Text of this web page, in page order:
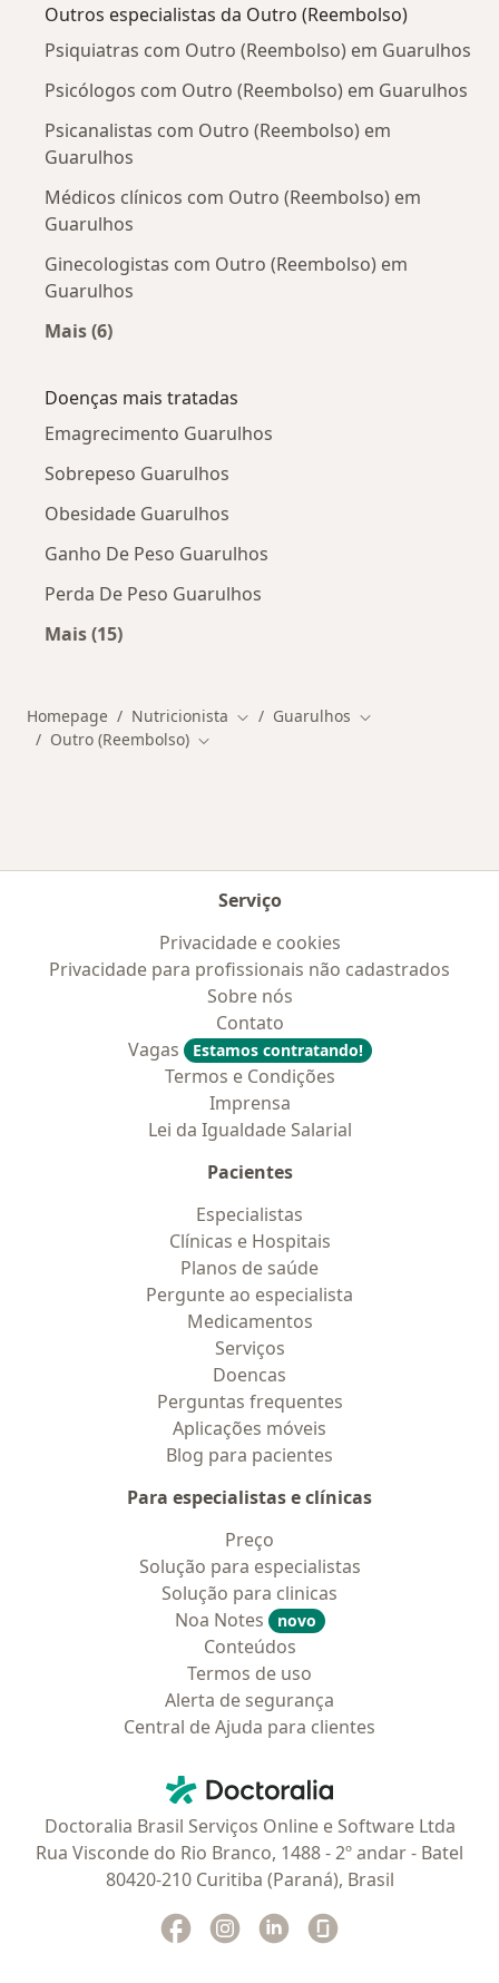
Outros especialistas da Outro (Reembolso)
Psiquiatras com Outro (Reembolso) em Guarulhos
Psicólogos com Outro (Reembolso) em Guarulhos
Psicanalistas com Outro (Reembolso) em
Guarulhos
Médicos clínicos com Outro (Reembolso) em
Guarulhos
Ginecologistas com Outro (Reembolso) em
Guarulhos
Mais (6)
Doenças mais tratadas
Emagrecimento Guarulhos
Sobrepeso Guarulhos
Obesidade Guarulhos
Ganho De Peso Guarulhos
Perda De Peso Guarulhos
Mais (15)
Homepage Nutricionista Mudar de cidade
Guarulhos Mudar de cidade
Outro (Reembolso) Mudar de cidade
Serviço
Privacidade e cookies
Privacidade para profissionais não cadastrados
Sobre nós
Contato
Vagas
Estamos contratando!
Termos e Condições
Imprensa
Lei da Igualdade Salarial
Pacientes
Especialistas
Clínicas e Hospitais
Planos de saúde
Pergunte ao especialista
Medicamentos
Serviços
Doencas
Perguntas frequentes
Aplicações móveis
Blog para pacientes
Para especialistas e clínicas
Preço
Solução para especialistas
Solução para clinicas
Noa Notes
novo
Conteúdos
Termos de uso
Alerta de segurança
Central de Ajuda para clientes
Doctoralia - Homepage
Doctoralia Brasil Serviços Online e Software Ltda
Rua Visconde do Rio Branco, 1488 - 2º andar - Batel
80420-210 Curitiba (Paraná), Brasil
Facebook
abre num novo separador
Instagram
abre num novo separador
Linkedin
abre num novo